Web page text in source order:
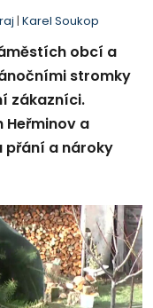
| Karel Soukop
obcí a
stromky
zákazníci.
Heřminov a
přání a nároky